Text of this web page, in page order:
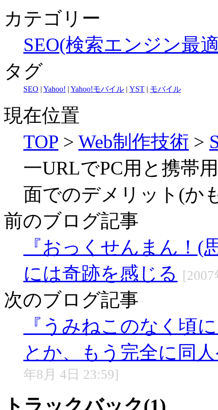
カテゴリー
SEO(検索エンジン最
タグ
SEO | Yahoo! | Yahoo!モバイル | YST | モバイル
現在位置
TOP > Web制作技術 >
一URLでPC用と携帯
面でのデメリット(か
前のブログ記事
『おっくせんまん！(
には奇跡を感じる
次のブログ記事
『うみねこのなく頃
とか、もう完全に同
年8月 4日 23:59]